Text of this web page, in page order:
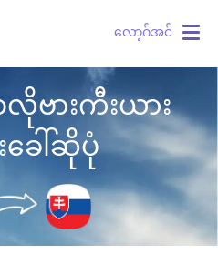
လော့ဂ်အင်
ဗားကီးယား
ခေါ်ဆိုပုံ